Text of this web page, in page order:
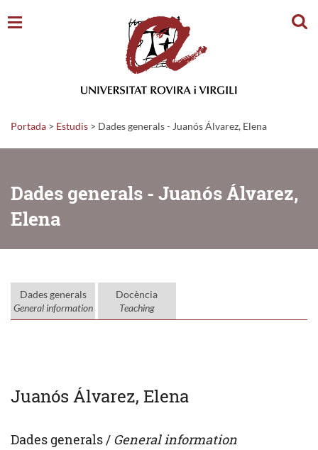
Portada > Estudis > Dades generals - Juanós Álvarez, Elena
Dades generals - Juanós Álvarez,
Elena
Dades generals
General information
Docència
Teaching
Juanós Álvarez, Elena
Dades generals / General information